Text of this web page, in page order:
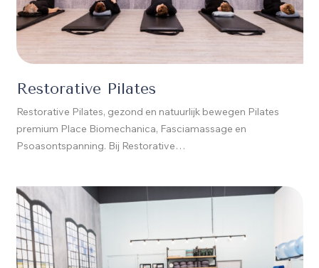
Restorative Pilates
Restorative Pilates, gezond en natuurlijk bewegen Pilates
premium Place Biomechanica, Fasciamassage en
Psoasontspanning. Bij Restorative…